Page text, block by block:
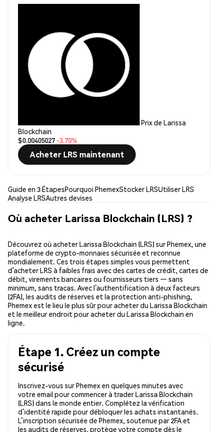
Prix de Larissa
Blockchain
$0.00405027 -3.70%
Acheter LRS maintenant
Guide en 3 ÉtapesPourquoi PhemexStocker LRSUtiliser LRS
Analyse LRSAutres devises
Où acheter Larissa Blockchain (LRS) ?
Découvrez où acheter Larissa Blockchain (LRS) sur Phemex, une
plateforme de crypto-monnaies sécurisée et reconnue
mondialement. Ces trois étapes simples vous permettent
d’acheter LRS à faibles frais avec des cartes de crédit, cartes de
débit, virements bancaires ou fournisseurs tiers — sans
minimum, sans tracas. Avec l’authentification à deux facteurs
(2FA), les audits de réserves et la protection anti-phishing,
Phemex est le lieu le plus sûr pour acheter du Larissa Blockchain
et le meilleur endroit pour acheter du Larissa Blockchain en
ligne.
Étape 1. Créez un compte
sécurisé
Inscrivez-vous sur Phemex en quelques minutes avec
votre email pour commencer à trader Larissa Blockchain
(LRS) dans le monde entier. Complétez la vérification
d’identité rapide pour débloquer les achats instantanés.
L’inscription sécurisée de Phemex, soutenue par 2FA et
les audits de réserves, protège votre compte dès le